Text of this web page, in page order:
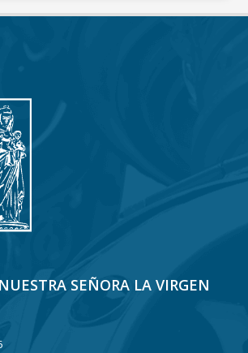
SEÑORA LA VIRGEN